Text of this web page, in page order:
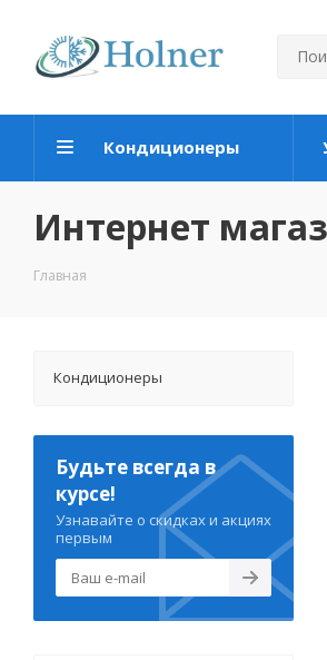
Кондиционеры
Интернет
Главная
Кондиционеры
Будьте всегда в
курсе!
Узнавайте о скидках и акциях
первым